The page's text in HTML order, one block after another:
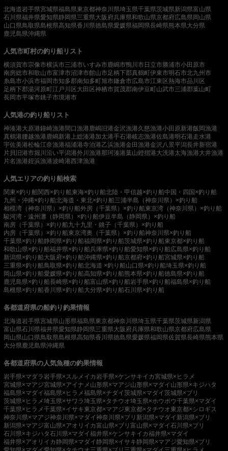
北海道岩手県宮城県福島県東京都神奈川県埼玉県千葉県茨城県新潟県富山県
石川県福井県愛知県静岡県三重県大阪府兵庫県和歌山県京都府広島県岡山県
山口県鳥取県島根県高知県香川県徳島県愛媛県福岡県長崎県熊本県大分県
鹿児島県沖縄県
人気市町村の釣り船リスト
横須賀市宗像市横浜市三浦市いすみ市鹿嶋市鴨川市日立市勝浦市小田原市
南房総市和歌山市富津市沼津市館山市足柄下郡真鶴町伊東市明石市北九州市
糸島市小浜市福岡市知多郡南知多町旭市鎌倉市広島市江東区熱海市品川区
足柄下郡湯河原町江戸川区大田区神栖市賀茂郡南伊豆町山武市三浦郡葉山町
長岡市平塚市銚子市境港市
人気港の釣り船リスト
神湊港大原港鐘崎漁港間口漁港 鹿嶋旧港金沢漁港久慈漁港小田原新港飯岡漁港
真鶴港腰越漁港 鹿嶋新港 上総湊港加太港手石港岐志漁港佐島港明石港走水港
宇佐美港松輪江奈漁港福浦港寺泊港乙浜漁港金田漁港金沢八景平潟長井新宿港
片貝旧港市堀川沿い平潟港外川漁港那珂湊港葉山鐙摺港大洗港太海漁港大井漁港
片名漁港姪浜漁港波崎港西津漁港
人気エリアの釣り船検索
関東×釣り船関西×釣り船東海×釣り船北陸・甲信越×釣り船中国・四国×釣り船
九州・沖縄×釣り船北海道・東北×釣り船三浦半島（神奈川県）×釣り船
相模湾（神奈川県）×釣り船外房（千葉県）×釣り船東京湾（神奈川県）×釣り船
駿河湾・遠州灘（静岡県）×釣り船伊豆半島（静岡県）×釣り船
南房（千葉県）×釣り船九十九里・銚子（千葉県）×釣り船
内房（千葉県）×釣り船東京湾奥（千葉県）×釣り船神奈川県×釣り船
千葉県×釣り船静岡県×釣り船福岡県×釣り船茨城県×釣り船東京都×釣り船
和歌山県×釣り船福井県×釣り船兵庫県×釣り船愛知県×釣り船広島県×釣り船
新潟県×釣り船大阪府×釣り船沖縄県×釣り船京都府×釣り船宮城県×釣り船
三重県×釣り船鳥取県×釣り船北海道 ×釣り船山口県×釣り船埼玉県×釣り船
岡山県×釣り船愛媛県×釣り船高知県×釣り船熊本県×釣り船徳島県×釣り船
鹿児島県×釣り船長崎県×釣り船富山県×釣り船岩手県×釣り船福島県×釣り船
島根県×釣り船香川県×釣り船大分県×釣り船石川県×釣り船
各都道府県の船釣り釣果情報
北海道岩手県宮城県山形県福島県東京都神奈川県埼玉県千葉県茨城県新潟県
富山県石川県福井県愛知県静岡県三重県大阪府兵庫県和歌山県京都府広島県
岡山県山口県鳥取県島根県高知県香川県徳島県愛媛県福岡県佐賀県長崎県熊本県
大分県 鹿児島県沖縄県
各都道府県の人気魚種の釣果情報
岩手県×マダラ 岩手県×スルメイカ 岩手県×ケンサキイカ宮城県×ヒラメ
宮城県×マアジ宮城県×アイナメ 山形県×マアジ山形県×マダイ 山形県×キジハタ
福島県×マダイ福島県×ヒラメ福島県×チダイ茨城県×マダイ茨城県×ブリ
茨城県×ヒラメ埼玉県×サワラ埼玉県×タチウオ埼玉県×ホウボウ千葉県×マダイ
千葉県×ヒラメ千葉県×イサキ東京都×マアジ東京都×タチウオ東京都×シロギス
神奈川県×マアジ神奈川県×マダイ神奈川県×ブリ 新潟県×マダイ 新潟県×ブリ
新潟県×マアジ富山県×アオリイカ富山県×ブリ 富山県×マダイ石川県×ブリ
石川県×キジハタ石川県×マダイ福井県×ケンサキイカ福井県×マダイ
福井県×アオリイカ静岡県×マダイ静岡県×イサキ静岡県×マアジ愛知県×ブリ